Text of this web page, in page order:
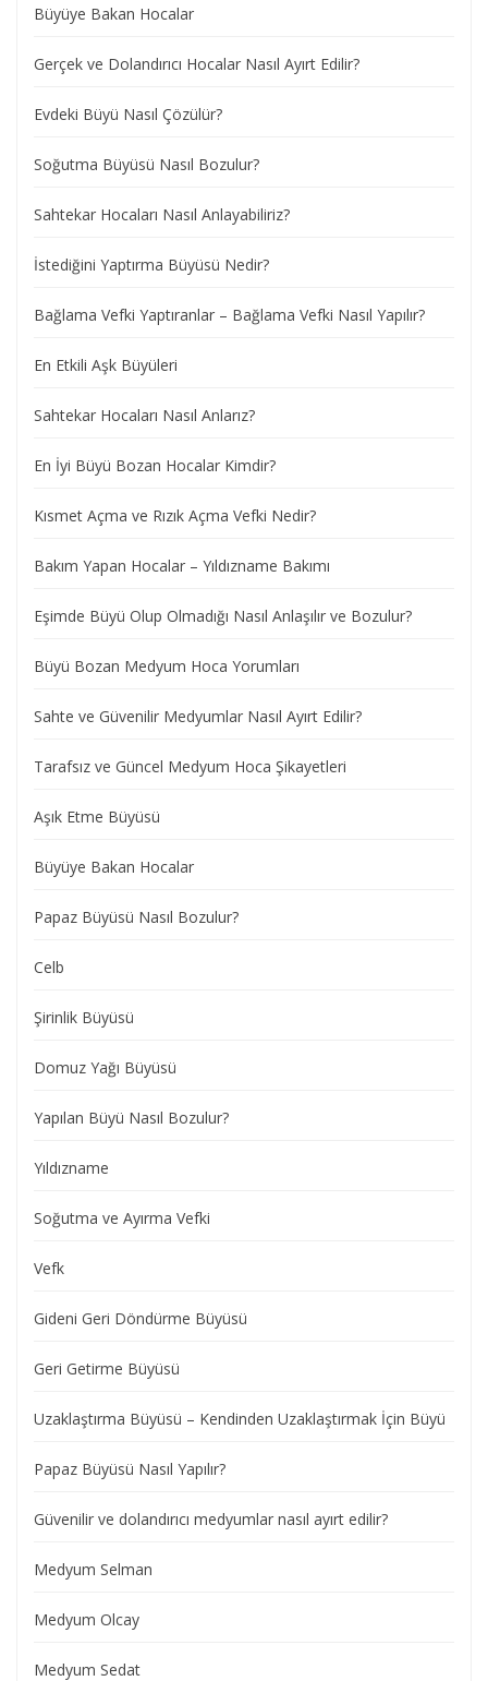
Büyüye Bakan Hocalar
Gerçek ve Dolandırıcı Hocalar Nasıl Ayırt Edilir?
Evdeki Büyü Nasıl Çözülür?
Soğutma Büyüsü Nasıl Bozulur?
Sahtekar Hocaları Nasıl Anlayabiliriz?
İstediğini Yaptırma Büyüsü Nedir?
Bağlama Vefki Yaptıranlar – Bağlama Vefki Nasıl Yapılır?
En Etkili Aşk Büyüleri
Sahtekar Hocaları Nasıl Anlarız?
En İyi Büyü Bozan Hocalar Kimdir?
Kısmet Açma ve Rızık Açma Vefki Nedir?
Bakım Yapan Hocalar – Yıldızname Bakımı
Eşimde Büyü Olup Olmadığı Nasıl Anlaşılır ve Bozulur?
Büyü Bozan Medyum Hoca Yorumları
Sahte ve Güvenilir Medyumlar Nasıl Ayırt Edilir?
Tarafsız ve Güncel Medyum Hoca Şikayetleri
Aşık Etme Büyüsü
Büyüye Bakan Hocalar
Papaz Büyüsü Nasıl Bozulur?
Celb
Şirinlik Büyüsü
Domuz Yağı Büyüsü
Yapılan Büyü Nasıl Bozulur?
Yıldızname
Soğutma ve Ayırma Vefki
Vefk
Gideni Geri Döndürme Büyüsü
Geri Getirme Büyüsü
Uzaklaştırma Büyüsü – Kendinden Uzaklaştırmak İçin Büyü
Papaz Büyüsü Nasıl Yapılır?
Güvenilir ve dolandırıcı medyumlar nasıl ayırt edilir?
Medyum Selman
Medyum Olcay
Medyum Sedat